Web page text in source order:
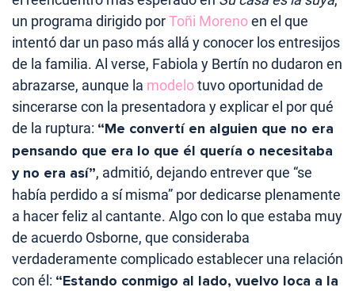
un programa dirigido porToñi Morenoen el que
intentó dar un paso más allá y conocer los entresijos
de la familia. Al verse, Fabiola y Bertín no dudaron en
abrazarse, aunque la modelotuvo oportunidad de
sincerarse con la presentadora y explicar el por qué
de la ruptura: “Me convertí en alguien que no era
pensando que era lo que él quería o necesitaba
y no era así”, admitió, dejando entrever que “se
había perdido a sí misma” por dedicarse plenamente
a hacer feliz al cantante. Algo con lo que estaba muy
de acuerdo Osborne, que consideraba
verdaderamente complicado establecer una relación
con él: “Estando conmigo al lado, vuelvo loca a la